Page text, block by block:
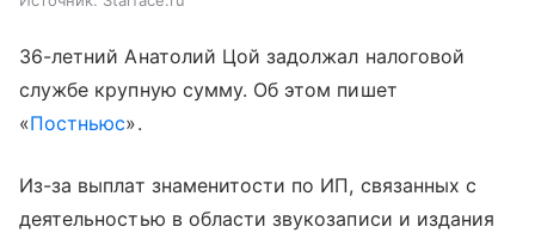
36-летний Анатолий Цой задолжал налоговой
службе крупную сумму. Об этом пишет
«Постньюс».
Из-за выплат знаменитости по ИП, связанных с
деятельностью в области звукозаписи и издания